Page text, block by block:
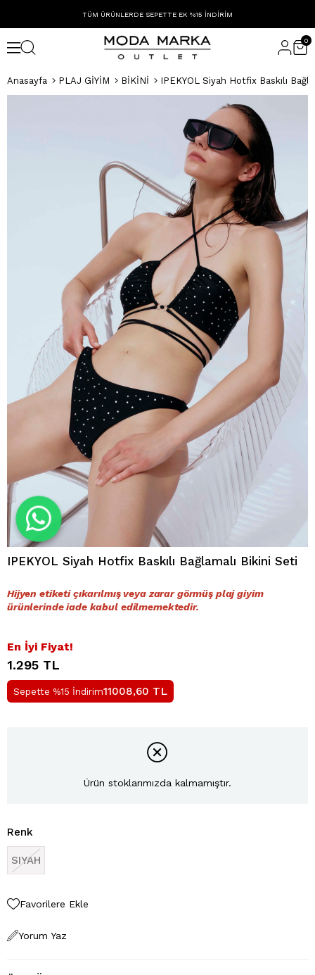
TÜM ÜRÜNLERDE SEPETTE EK %15 İNDİRİM
0
Anasayfa PLAJ GİYİM BİKİNİ IPEKYOL Siyah Hotfix Baskılı
IPEKYOL Siyah Hotfix Baskılı Bağlamalı Bikini Seti
Hijyen etiketi çıkarılmış veya zarar görmüş plaj giyim
ürünlerinde iade kabul edilmemektedir.
En İyi Fiyat!
1.295 TL
Sepette %15 İndirim11008,60 TL
Ürün stoklarımızda kalmamıştır.
Renk
SIYAH
Favorilere Ekle
Yorum Yaz